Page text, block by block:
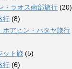
・ラオス南部旅行 (20)
行 (8)
ホアヒン・パタヤ旅行
ット旅 (5)
行 (6)